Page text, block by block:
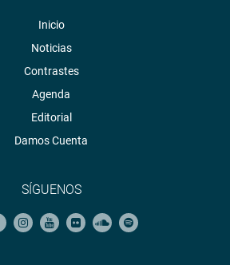
Inicio
Noticias
Contrastes
Agenda
Editorial
Damos Cuenta
SÍGUENOS